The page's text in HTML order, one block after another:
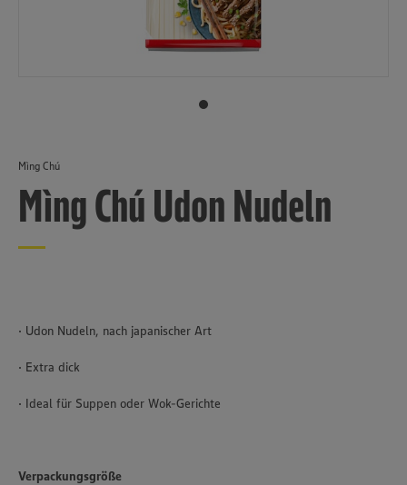
Mìng Chú
Mìng Chú Udon Nudeln
· Udon Nudeln, nach japanischer Art
· Extra dick
· Ideal für Suppen oder Wok-Gerichte
Verpackungsgröße